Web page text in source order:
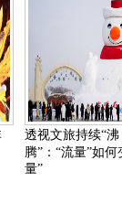
透视文旅持续“沸
腾”：“流量”如何
量”